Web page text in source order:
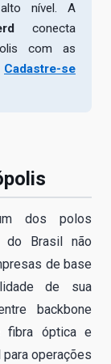
nível. A
conecta
com as
Cadastre-se
dos polos
do Brasil não
de base
de sua
backbone
fibra óptica e
operações